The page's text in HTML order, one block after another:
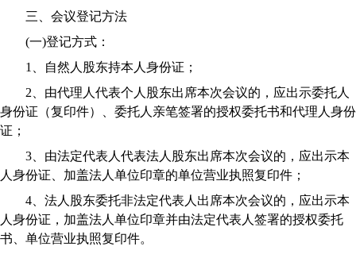
三、会议登记方法
(一)登记方式：
1
、自然人股东持本人身份证；
2 、由代理人代表个人股东出席本次会议的，应出示委托人
身份证（复印件）、委托人亲笔签署的授权委托书和代理人身份
证；
3 、由法定代表人代表法人股东出席本次会议的，应出示本
人身份证、加盖法人单位印章的单位营业执照复印件；
4 、法人股东委托非法定代表人出席本次会议的，应出示本
人身份证，加盖法人单位印章并由法定代表人签署的授权委托
书、单位营业执照复印件。